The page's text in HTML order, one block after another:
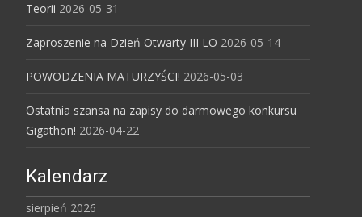
Teorii 2026-05-31
Zaproszenie na Dzień Otwarty III LO 2026-05-14
POWODZENIA MATURZYŚCI! 2026-05-03
Ostatnia szansa na zapisy do darmowego konkursu
Gigathon! 2026-04-22
Kalendarz
sierpień 2026